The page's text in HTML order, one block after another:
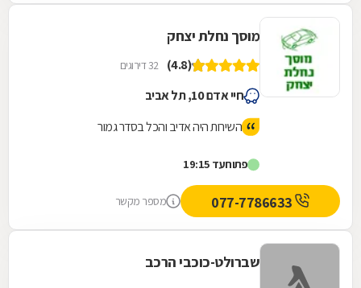
מוסך נחלת יצחק
(4.8) 32 דירוגים
חיי אדם 10, תל אביב
השירות היה אדיב והכל בסדר גמור
פתוחעד 19:15
מספר מקשר
שברולט-כוכבי הרכב